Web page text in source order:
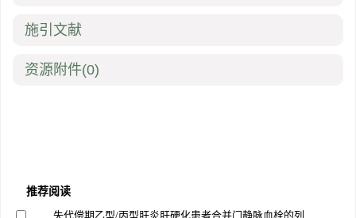
施引文献
资源附件(0)
推荐阅读
失代偿期乙型/丙型肝炎肝硬化患者合并门静脉血栓的列